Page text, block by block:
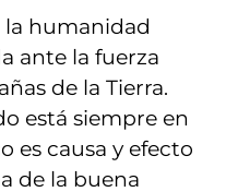
la humanidad
ante la fuerza
de la Tierra.
está siempre en
es causa y efecto
de la buena